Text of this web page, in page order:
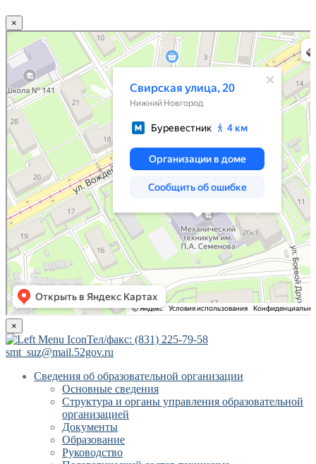
×
Нижний Новгород
Свирская улица, 20 — Яндекс.Карты
×
Тел/факс: (831) 225-79-58
smt_suz@mail.52gov.ru
Сведения об образовательной организации
Основные сведения
Структура и органы управления образовательной
организацией
Документы
Образование
Руководство